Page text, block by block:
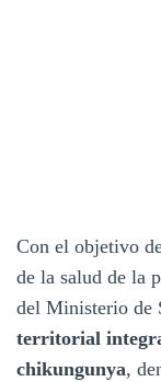
Con el objetivo
de la salud de la
del Ministerio de
territorial
chikungunya,